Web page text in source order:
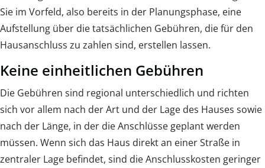
Sie im Vorfeld, also bereits in der Planungsphase, eine
Aufstellung über die tatsächlichen Gebühren, die für den
Hausanschluss zu zahlen sind, erstellen lassen.
Keine einheitlichen Gebühren
Die Gebühren sind regional unterschiedlich und richten
sich vor allem nach der Art und der Lage des Hauses sowie
nach der Länge, in der die Anschlüsse geplant werden
müssen. Wenn sich das Haus direkt an einer Straße in
zentraler Lage befindet, sind die Anschlusskosten geringer